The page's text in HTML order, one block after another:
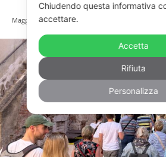
Maggio 18, 2026
Chiudendo questa informativa
accettare.
Accetta
Rifiuta
Personalizza